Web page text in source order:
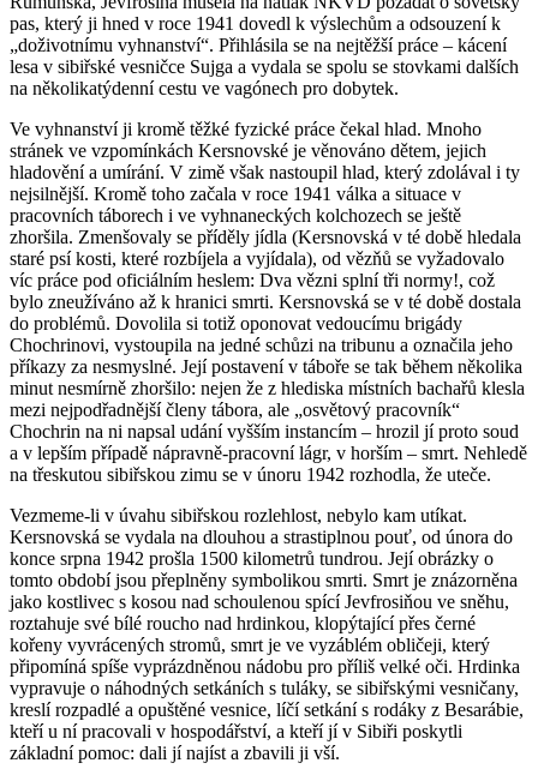
pas, který ji hned v roce 1941 dovedl k výslechům a odsouzení k
„doživotnímu vyhnanství“. Přihlásila se na nejtěžší práce – kácení
lesa v sibiřské vesničce Sujga a vydala se spolu se stovkami dalších
na několikatýdenní cestu ve vagónech pro dobytek.
Ve vyhnanství ji kromě těžké fyzické práce čekal hlad. Mnoho
stránek ve vzpomínkách Kersnovské je věnováno dětem, jejich
hladovění a umírání. V zimě však nastoupil hlad, který zdolával i ty
nejsilnější. Kromě toho začala v roce 1941 válka a situace v
pracovních táborech i ve vyhnaneckých kolchozech se ještě
zhoršila. Zmenšovaly se příděly jídla (Kersnovská v té době hledala
staré psí kosti, které rozbíjela a vyjídala), od vězňů se vyžadovalo
víc práce pod oficiálním heslem: Dva vězni splní tři normy!, což
bylo zneužíváno až k hranici smrti. Kersnovská se v té době dostala
do problémů. Dovolila si totiž oponovat vedoucímu brigády
Chochrinovi, vystoupila na jedné schůzi na tribunu a označila jeho
příkazy za nesmyslné. Její postavení v táboře se tak během několika
minut nesmírně zhoršilo: nejen že z hlediska místních bachařů klesla
mezi nejpodřadnější členy tábora, ale „osvětový pracovník“
Chochrin na ni napsal udání vyšším instancím – hrozil jí proto soud
a v lepším případě nápravně-pracovní lágr, v horším – smrt. Nehledě
na třeskutou sibiřskou zimu se v únoru 1942 rozhodla, že uteče.
Vezmeme-li v úvahu sibiřskou rozlehlost, nebylo kam utíkat.
Kersnovská se vydala na dlouhou a strastiplnou pouť, od února do
konce srpna 1942 prošla 1500 kilometrů tundrou. Její obrázky o
tomto období jsou přeplněny symbolikou smrti. Smrt je znázorněna
jako kostlivec s kosou nad schoulenou spící Jevfrosiňou ve sněhu,
roztahuje své bílé roucho nad hrdinkou, klopýtající přes černé
kořeny vyvrácených stromů, smrt je ve vyzáblém obličeji, který
připomíná spíše vyprázdněnou nádobu pro příliš velké oči. Hrdinka
vypravuje o náhodných setkáních s tuláky, se sibiřskými vesničany,
kreslí rozpadlé a opuštěné vesnice, líčí setkání s rodáky z Besarábie,
kteří u ní pracovali v hospodářství, a kteří jí v Sibiři poskytli
základní pomoc: dali jí najíst a zbavili ji vší.